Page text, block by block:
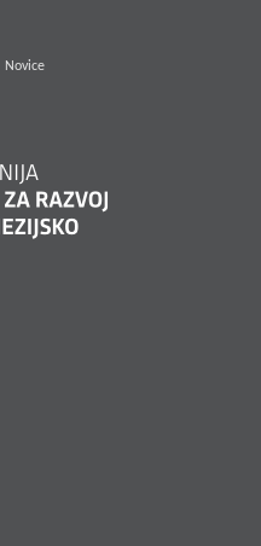
Novice